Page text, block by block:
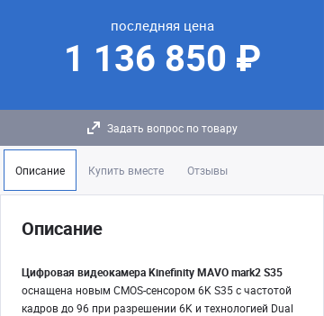
последняя цена
1 136 850 ₽
Задать вопрос по товару
Описание Купить вместе Отзывы
Описание
Цифровая видеокамера Kinefinity MAVO mark2 S35
оснащена новым CMOS-сенсором 6K S35 с частотой
кадров до 96 при разрешении 6K и технологией Dual